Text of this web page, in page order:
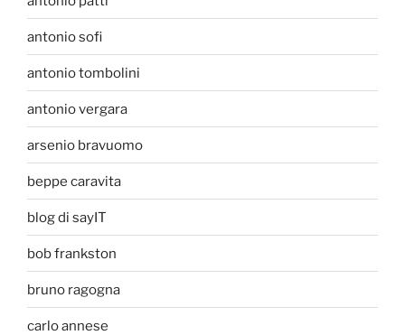
antonio sofi
antonio tombolini
antonio vergara
arsenio bravuomo
beppe caravita
blog di sayIT
bob frankston
bruno ragogna
carlo annese